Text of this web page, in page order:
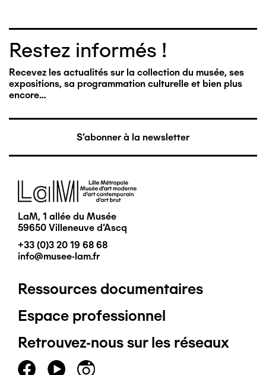
Restez informés !
Recevez les actualités sur la collection du musée, ses
expositions, sa programmation culturelle et bien plus
encore…
S'abonner à la newsletter
Image
LaM, 1 allée du Musée
59650 Villeneuve d'Ascq
+33 (0)3 20 19 68 68
info@musee-lam.fr
Pied
de
page
Ressources documentaires
Espace professionnel
Retrouvez-nous sur les réseaux